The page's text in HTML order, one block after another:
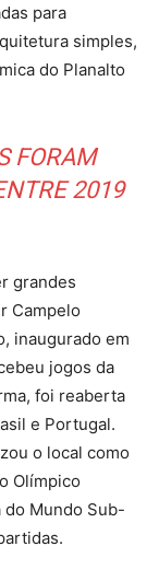
para
simples,
do Planalto
FORAM
2019
grandes
Campelo
inaugurado em
jogos da
foi reaberta
e Portugal.
o local como
Olímpico
do Mundo Sub-